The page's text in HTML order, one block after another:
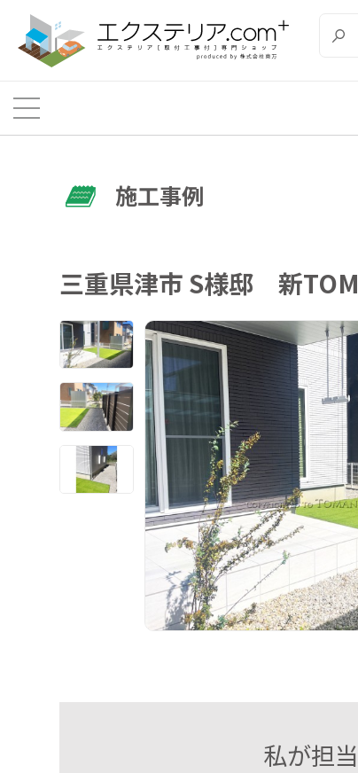
施工事例
三重県津市 S様邸 新
私が担